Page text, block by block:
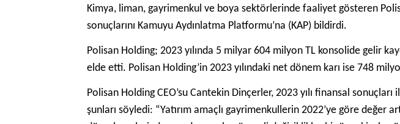
Kimya, liman, gayrimenkul ve boya sektörlerinde faaliyet gösteren
sonuçlarını Kamuyu Aydınlatma Platformu’na (KAP) bildirdi.
Polisan Holding; 2023 yılında 5 milyar 604 milyon TL konsolide gelir
elde etti. Polisan Holding’in 2023 yılındaki net dönem karı ise 748
Polisan Holding CEO’su Cantekin Dinçerler, 2023 yılı finansal
şunları söyledi: “Yatırım amaçlı gayrimenkullerin 2022’ye göre değer